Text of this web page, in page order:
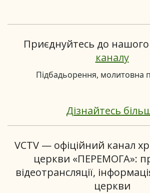
Приєднуйтесь до нашого
каналу
Підбадьорення, молитовна
Дізнайтесь
VCTV — офіційний канал
церкви «ПЕРЕМОГА»:
відеотрансляції,
церкви